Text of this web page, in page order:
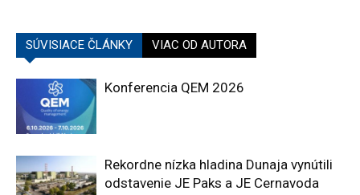
SÚVISIACE ČLÁNKY VIAC OD AUTORA
Konferencia QEM 2026
Rekordne nízka hladina Dunaja vynútili
odstavenie JE Paks a JE Cernavoda